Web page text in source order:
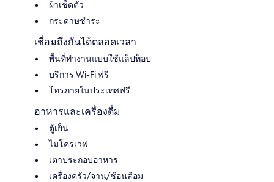
ผ้าเช็ดตัว
กระดาษชำระ
เชื่อมถึงกันได้ตลอดเวลา
พื้นที่ทำงานแบบใช้แล็ปท็อป
บริการ Wi-Fi ฟรี
โทรภายในประเทศฟรี
อาหารและเครื่องดื่ม
ตู้เย็น
ไมโครเวฟ
เตาประกอบอาหาร
เครื่องครัว/จาน/ช้อนส้อม